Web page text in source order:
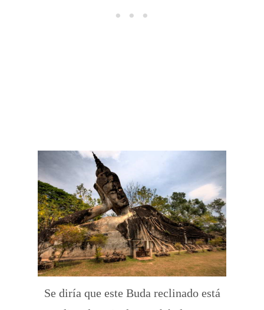
Se diría que este Buda reclinado está